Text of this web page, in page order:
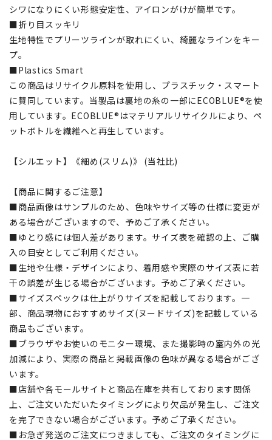
シワになりにくい形態安定性、アイロンがけが簡単です。
■折り目スッキリ
生地特性でプリーツラインが取れにくい、綺麗なラインをキー
プ。
■Plastics Smart
この商品はリサイクル原料を使用し、プラスチック・スマート
に賛同しています。当製品は裏地の糸の一部にECOBLUE®を使
用しています。ECOBLUE®はマテリアルリサイクルにより、ペ
ットボトルを繊維へと再生しています。
【シルエット】《細め(スリム)》 (当社比)
【商品に関するご注意】
■商品画像はサンプルのため、色味やサイズ等の仕様に変更が
ある場合がございますので、予めご了承ください。
■ゆとり感には個人差があります。サイズ表を確認の上、ご購
入の目安としてご利用ください。
■生地や仕様・デザインにより、着用感や実際のサイズ表に若
干の誤差が生じる場合がございます。予めご了承ください。
■サイズスペックは仕上がりサイズを記載しております。一
部、商品現物におすすめサイズ(ヌードサイズ)を記載している
商品もございます。
■ブラウザやお使いのモニター環境、また撮影時の室内外の光
加減により、実際の商品と掲載画像の色味が異なる場合がござ
います。
■店舗や各モールサイトと商品在庫を共有しております関係
上、ご注文いただいたタイミングにより欠品が発生し、ご注文
を完了できない場合がございます。予めご了承ください。
■お急ぎ発送のご注文につきましても、ご注文のタイミングに